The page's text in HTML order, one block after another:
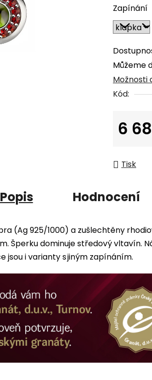
produktu
je
0,0
z
5
Zapínání
Můžeme
Možnosti
Kód:
6
Tisk
Popis Hodnocení
(Ag 925/1000) a zušlechtěny
Šperku dominuje středový vltavín.
jsou i varianty s jiným zapínáním.